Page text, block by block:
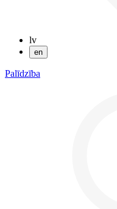
lv
en
Palīdzība